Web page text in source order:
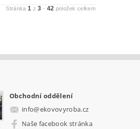
Stránka1 z3 - 42 položek celkem
Obchodní oddělení
info@ekovovyroba.cz
Naše facebook stránka